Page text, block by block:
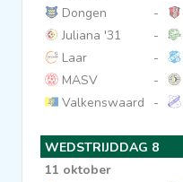
Dongen
-
Juliana '31
-
Laar
-
MASV
-
Valkenswaard
-
WEDSTRIJDDAG 8
11 oktober